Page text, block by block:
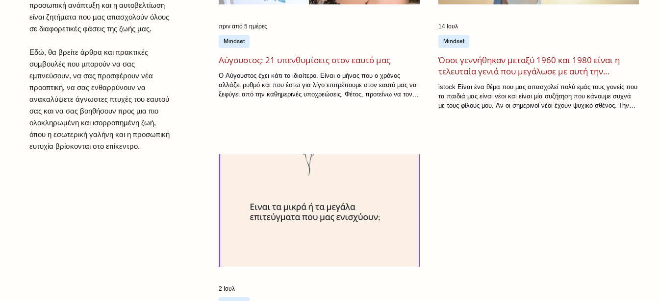
Αύγουστος: 21 υπενθυμίσεις στον εαυτό μας
Ο Αύγουστος έχει κάτι το ιδιαίτερο. Είναι ο μήνας που ο χρόνος
αλλάζει ρυθμό και που έστω για λίγο επιτρέπουμε στον εαυτό μας να
ξεφύγει από την καθημερινές υποχρεώσεις. Φέτος, προτείνω να τον
Mindset
πριν από 5 ημέρες
Όσοι γεννήθηκαν μεταξύ 1960 και 1980 είναι η
τελευταία γενιά που μεγάλωσε με αυτή την
πολύτιμη αξία που έχει πλέον χαθεί
istock Είναι ένα θέμα που μας απασχολεί πολύ εμάς τους γονείς που
τα παιδιά μας είναι νέοι και είναι μία συζήτηση που κάνουμε συχνά
με τους φίλους μου. Αν οι σημερινοί νέοι έχουν ψυχικό σθένος. Την
Mindset
14 Ιουλ
2 Ιουλ
προσωπική ανάπτυξη και η αυτοβελτίωση
είναι ζητήματα που μας απασχολούν όλους
σε διαφορετικές φάσεις της ζωής μας.
Εδώ, θα βρείτε άρθρα και πρακτικές
συμβουλές που μπορούν να σας
εμπνεύσουν, να σας προσφέρουν νέα
προοπτική, να σας ενθαρρύνουν να
ανακαλύψετε άγνωστες πτυχές του εαυτού
σας και να σας βοηθήσουν προς μια πιο
ολοκληρωμένη και ισορροπημένη ζωή,
όπου η εσωτερική γαλήνη και η προσωπική
ευτυχία βρίσκονται στο επίκεντρο.